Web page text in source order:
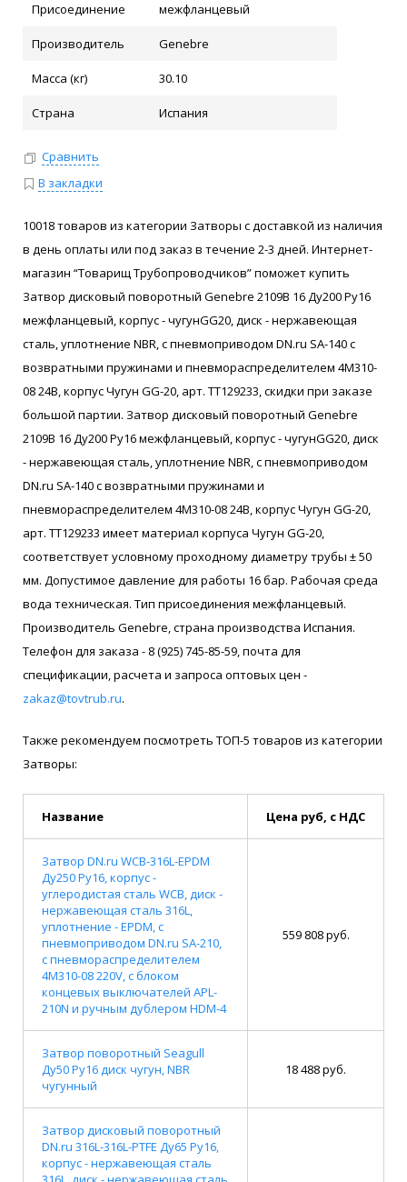
Присоединение межфланцевый
Производитель Genebre
Масса (кг) 30.10
Страна Испания
Сравнить
В закладки
10018 товаров из категории Затворы с доставкой из наличия
в день оплаты или под заказ в течение 2-3 дней. Интернет-
магазин “Товарищ Трубопроводчиков” поможет купить
Затвор дисковый поворотный Genebre 2109В 16 Ду200 Ру16
межфланцевый, корпус - чугунGG20, диск - нержавеющая
сталь, уплотнение NBR, с пневмоприводом DN.ru SA-140 с
возвратными пружинами и пневмораспределителем 4M310-
08 24В, корпус Чугун GG-20, арт. ТТ129233, скидки при заказе
большой партии. Затвор дисковый поворотный Genebre
2109В 16 Ду200 Ру16 межфланцевый, корпус - чугунGG20, диск
- нержавеющая сталь, уплотнение NBR, с пневмоприводом
DN.ru SA-140 с возвратными пружинами и
пневмораспределителем 4M310-08 24В, корпус Чугун GG-20,
арт. ТТ129233 имеет материал корпуса Чугун GG-20,
соответствует условному проходному диаметру трубы ± 50
мм. Допустимое давление для работы 16 бар. Рабочая среда
вода техническая. Тип присоединения межфланцевый.
Производитель Genebre, страна производства Испания.
Телефон для заказа - 8 (925) 745-85-59, почта для
спецификации, расчета и запроса оптовых цен -
zakaz@tovtrub.ru.
Также рекомендуем посмотреть ТОП-5 товаров из категории
Затворы:
Название Цена руб, с НДС
Затвор DN.ru WCB-316L-EPDM
Ду250 Ру16, корпус -
углеродистая сталь WCB, диск -
нержавеющая сталь 316L,
уплотнение - EPDM, с
пневмоприводом DN.ru SA-210,
с пневмораспределителем
4M310-08 220V, с блоком
концевых выключателей APL-
210N и ручным дублером HDM-4
559 808 руб.
Затвор поворотный Seagull
Ду50 Ру16 диск чугун, NBR
чугунный
18 488 руб.
Затвор дисковый поворотный
DN.ru 316L-316L-PTFE Ду65 Ру16,
корпус - нержавеющая сталь